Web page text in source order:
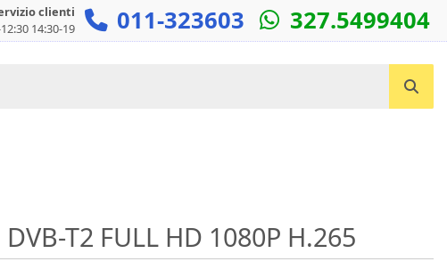
clienti
14:30-19
011-323603 327.5499404
Cerca un prodotto...
DVB-T2 FULL HD 1080P H.265